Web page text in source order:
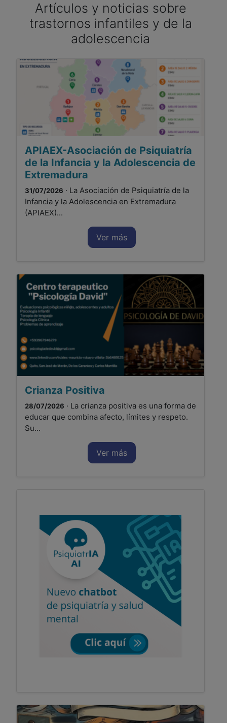
Artículos y noticias sobre
trastornos infantiles y de la
adolescencia
APIAEX-Asociación de Psiquiatría
de la Infancia y la Adolescencia de
Extremadura
31/07/2026 · La Asociación de Psiquiatría de la
Infancia y la Adolescencia en Extremadura
(APIAEX)...
Ver más
Crianza Positiva
28/07/2026 · La crianza positiva es una forma de
educar que combina afecto, límites y respeto.
Su...
Ver más